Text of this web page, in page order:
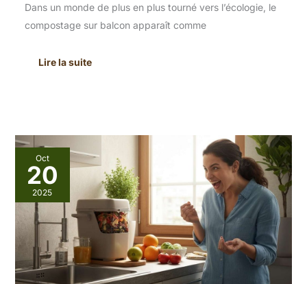
Dans un monde de plus en plus tourné vers l’écologie, le
compostage sur balcon apparaît comme
Lire la suite
Oct
20
2025
Composter
en
appartement
:
solutions
innovantes